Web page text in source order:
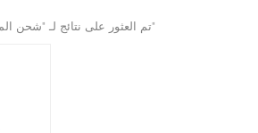
1 تم العثور على نتائج لـ "شحن المركبات الكهربائية التجارية"